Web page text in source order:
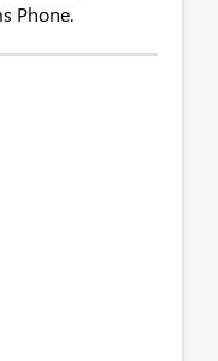
Phone.